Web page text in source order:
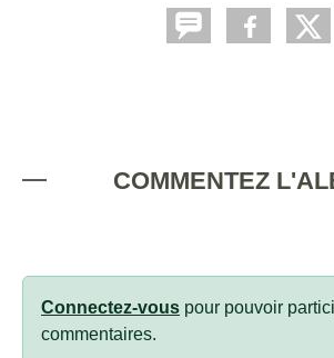
COMMENTEZ
Connectez-vous pour pouvoir
commentaires.